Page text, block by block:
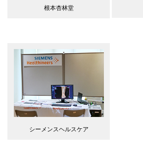
根本杏林堂
シーメンスヘルスケア